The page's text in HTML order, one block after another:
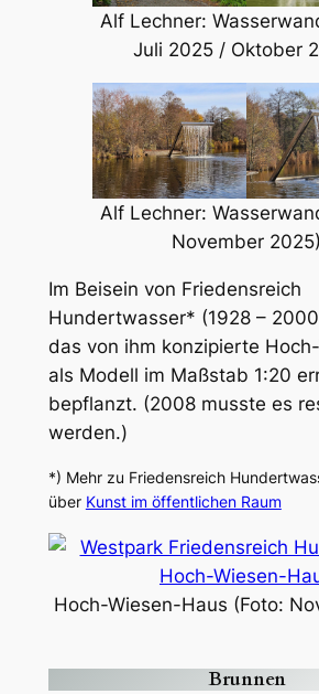
Alf Lechner:
Juli 2025 / Oktober
Alf Lechner:
November 2025)
Im Beisein von Friedensreich
Hundertwasser* (1928 –
das von ihm konzipierte
als Modell im Maßstab 1:20
bepflanzt. (2008 musste es
werden.)
*) Mehr zu Friedensreich
über Kunst im öffentlichen Raum
Hoch-Wiesen-Haus (Foto:
Brunnen